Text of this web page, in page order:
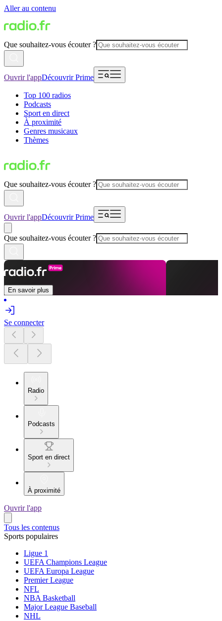
Aller au contenu
Que souhaitez-vous écouter ?
Ouvrir l'appDécouvrir Prime
Top 100 radios
Podcasts
Sport en direct
À proximité
Genres musicaux
Thèmes
Que souhaitez-vous écouter ?
Ouvrir l'appDécouvrir Prime
Que souhaitez-vous écouter ?
En savoir plus
Se connecter
Radio
Podcasts
Sport en direct
À proximité
Ouvrir l'app
Tous les contenus
Sports populaires
Ligue 1
UEFA Champions League
UEFA Europa League
Premier League
NFL
NBA Basketball
Major League Baseball
NHL